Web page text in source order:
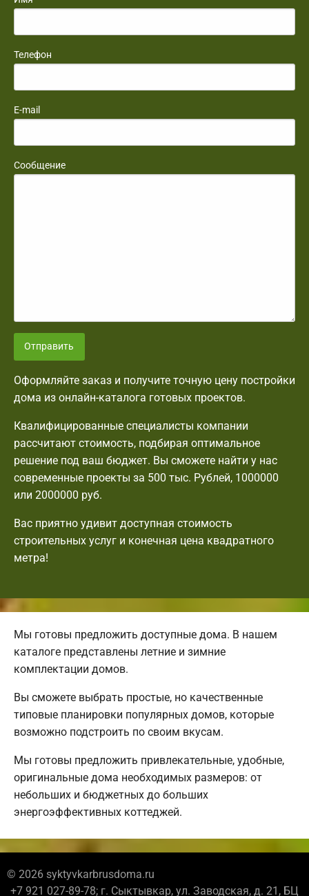
Телефон
E-mail
Сообщение
Отправить
Оформляйте заказ и получите точную цену постройки
дома из онлайн-каталога готовых проектов.
Квалифицированные специалисты компании
рассчитают стоимость, подбирая оптимальное
решение под ваш бюджет. Вы сможете найти у нас
современные проекты за 500 тыс. Рублей, 1000000
или 2000000 руб.
Вас приятно удивит доступная стоимость
строительных услуг и конечная цена квадратного
метра!
Мы готовы предложить доступные дома. В нашем
каталоге представлены летние и зимние
комплектации домов.
Вы сможете выбрать простые, но качественные
типовые планировки популярных домов, которые
возможно подстроить по своим вкусам.
Мы готовы предложить привлекательные, удобные,
оригинальные дома необходимых размеров: от
небольших и бюджетных до больших
энергоэффективных коттеджей.
© 2026 syktyvkarbrusdoma.ru
+7 921 027-89-78; г. Сыктывкар, ул. Заводская, д. 21, БЦ